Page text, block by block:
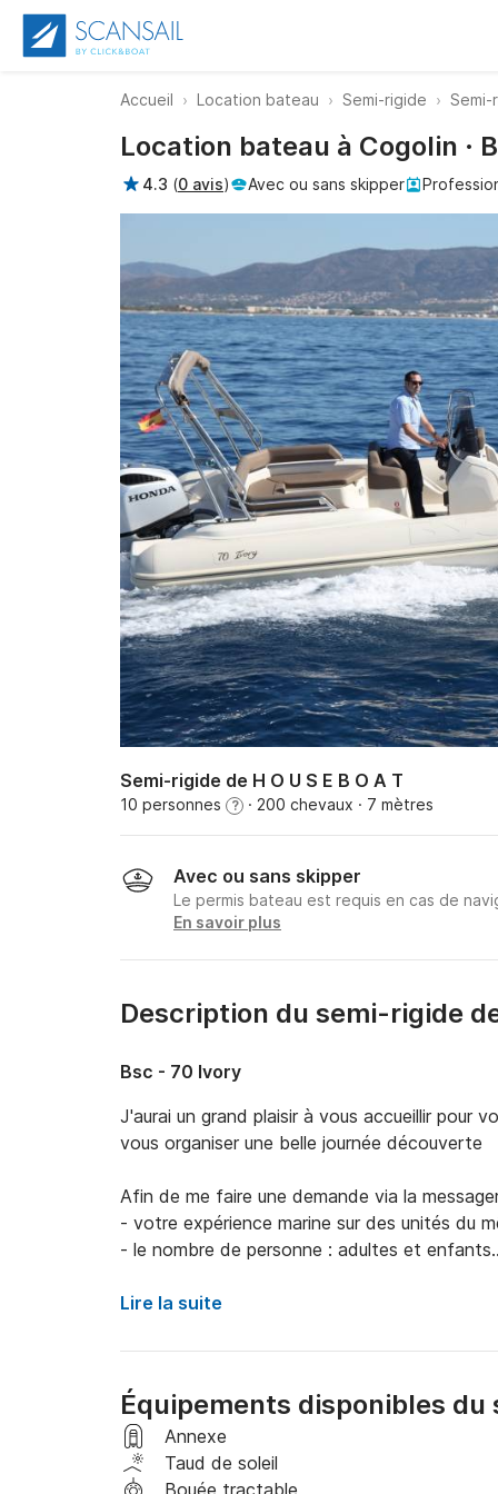
Accueil Location bateau Semi-rigide Semi-
Location bateau à Cogolin ·
4.3 (0 avis) Avec ou sans skipper
Semi-rigide de H O U S E B O A T
10 personnes ? · 200 chevaux · 7 mètres
Avec ou sans skipper
Le permis bateau est requis en cas de
En savoir plus
Description du semi-rigide de
Bsc - 70 Ivory
J'aurai un grand plaisir à vous accueillir pour
vous organiser une belle journée découverte
Afin de me faire une demande via la
- votre expérience marine sur des unités du
- le nombre de personne : adultes ​et enfants
Nos amis les animaux ne sont pas admis sur
Nous vous proposons à la location notre
départ de Cogolin.
La capacité d'accueil à bord est de 10
Ce semi-rigide est équipé d'un moteur de
Lire la suite
Équipements disponibles du
Annexe
Taud de soleil
Bouée tractable